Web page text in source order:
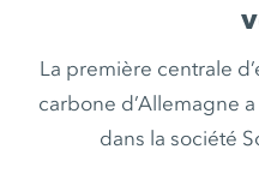
La première centrale
carbone d’Allemagne
dans la société